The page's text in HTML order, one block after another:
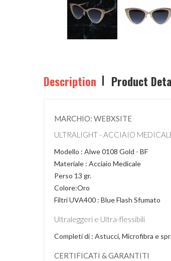
Description Product
MARCHIO: WEBXSITE
ULTRALIGHT - ACCIAIO
Modello : Alwe 0108 Gold - BF
Materiale : Acciaio Medicale
Perso 13 gr.
Colore:Oro
Filtri UVA400 : Blue Flash Sfumato
Ultraleggeri e Ultra-flessibili
Completi di : Astucci, Microfibra e
CERTIFICATI & GARANTITI